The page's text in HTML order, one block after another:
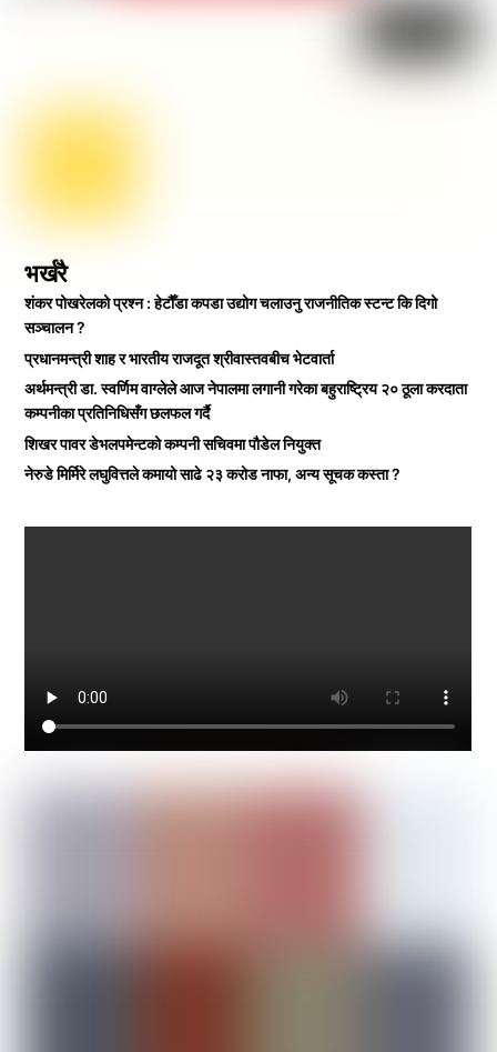
भर्खरै
शंकर पोखरेलको प्रश्न : हेटौँडा कपडा उद्योग चलाउनु राजनीतिक स्टन्ट कि दिगो
सञ्चालन ?
प्रधानमन्त्री शाह र भारतीय राजदूत श्रीवास्तवबीच भेटवार्ता
अर्थमन्त्री डा. स्वर्णिम वाग्लेले आज नेपालमा लगानी गरेका बहुराष्ट्रिय २० ठूला करदाता
कम्पनीका प्रतिनिधिसँग छलफल गर्दै
शिखर पावर डेभलपमेन्टको कम्पनी सचिवमा पौडेल नियुक्त
नेरुडे मिर्मिरे लघुवित्तले कमायो साढे २३ करोड नाफा, अन्य सूचक कस्ता ?